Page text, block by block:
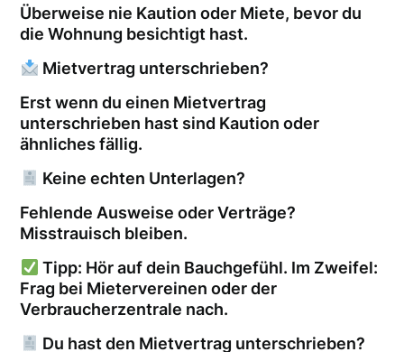
Überweise nie Kaution oder Miete, bevor du
die Wohnung besichtigt hast.
Mietvertrag unterschrieben?
Erst wenn du einen Mietvertrag
unterschrieben hast sind Kaution oder
ähnliches fällig.
Keine echten Unterlagen?
Fehlende Ausweise oder Verträge?
Misstrauisch bleiben.
Tipp: Hör auf dein Bauchgefühl. Im Zweifel:
Frag bei Mietervereinen oder der
Verbraucherzentrale nach.
Du hast den Mietvertrag unterschrieben?